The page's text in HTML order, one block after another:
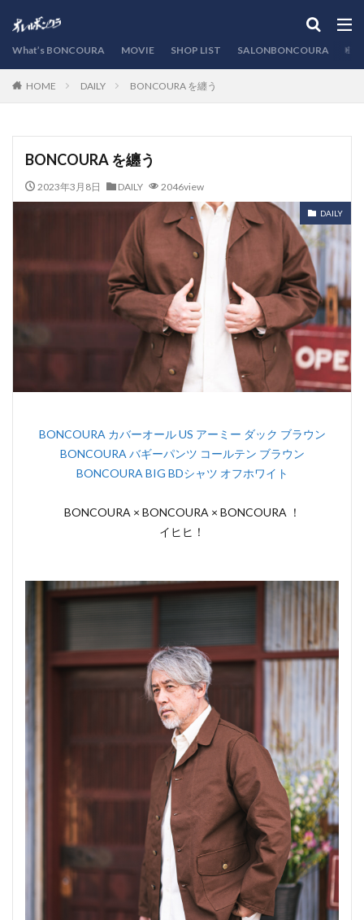
What’s BONCOURA MOVIE SHOP LIST SALONBONCOURA
HOME DAILY BONCOURA を纏う
BONCOURA を纏う
2023年3月8日 DAILY 2046view
DAILY
BONCOURA カバーオール US アーミー ダック ブラウン
BONCOURA バギーパンツ コールテン ブラウン
BONCOURA BIG BDシャツ オフホワイト
BONCOURA × BONCOURA × BONCOURA ！
イヒヒ！
カテゴリー
検索